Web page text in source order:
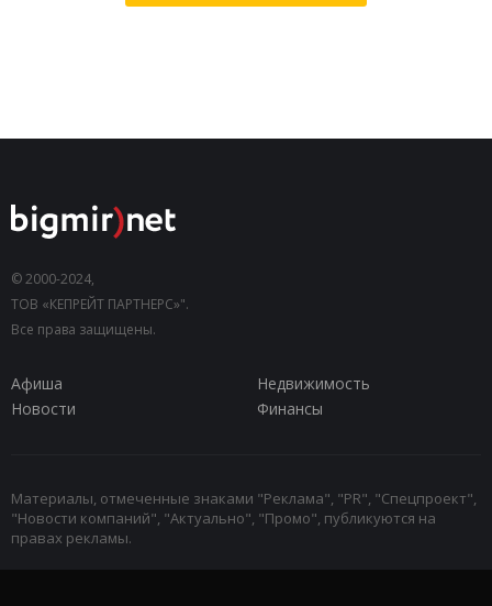
© 2000-2024,
ТОВ «КЕПРЕЙТ ПАРТНЕРС»".
Все права защищены.
Афиша
Недвижимость
Новости
Финансы
Материалы, отмеченные знаками "Реклама", "PR", "Спецпроект",
"Новости компаний", "Актуально", "Промо", публикуются на
правах рекламы.